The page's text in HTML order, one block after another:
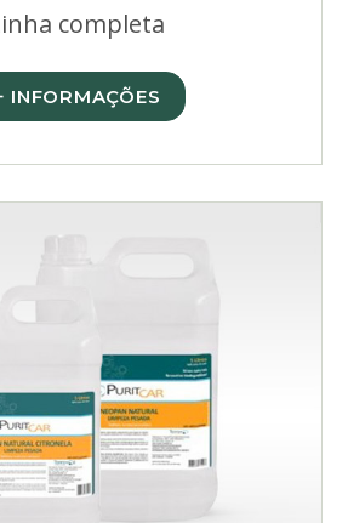
completa
INFORMAÇÕES